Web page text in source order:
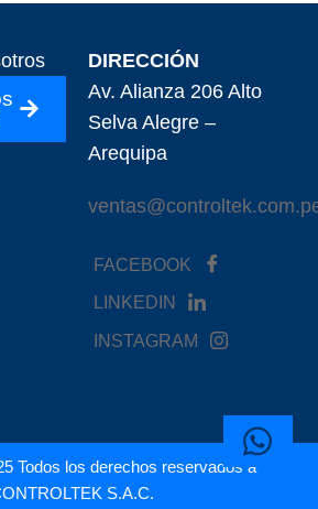
DIRECCIÓN
Av. Alianza 206 Alto
Selva Alegre –
Arequipa
FACEBOOK
LINKEDIN
INSTAGRAM
Todos los derechos reservados a
S.A.C.